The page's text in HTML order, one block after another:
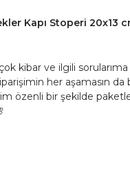
Kapı Stoperi 20x13
kibar ve ilgili
her aşamasın da
özenli bir şekilde